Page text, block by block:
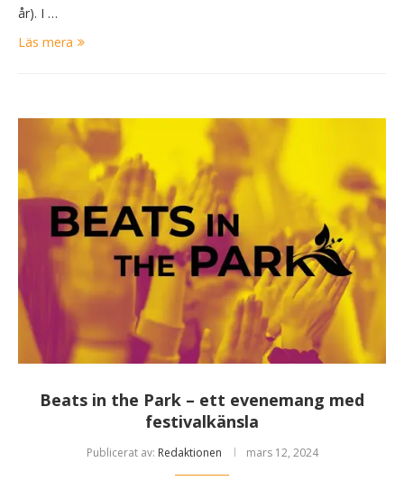
år). I …
Läs mera
Beats in the Park – ett evenemang med
festivalkänsla
Publicerat av: Redaktionen mars 12, 2024